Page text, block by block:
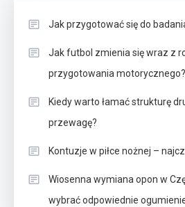
Jak przygotować się do
Jak futbol zmienia się wraz z
przygotowania motorycznego?
Kiedy warto łamać strukturę
przewagę?
Kontuzje w piłce nożnej –
Wiosenna wymiana opon w
wybrać odpowiednie